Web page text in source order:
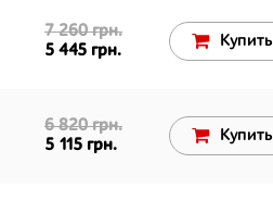
7 260 грн.
5 445 грн.
Купить
6 820 грн.
5 115 грн.
Купить